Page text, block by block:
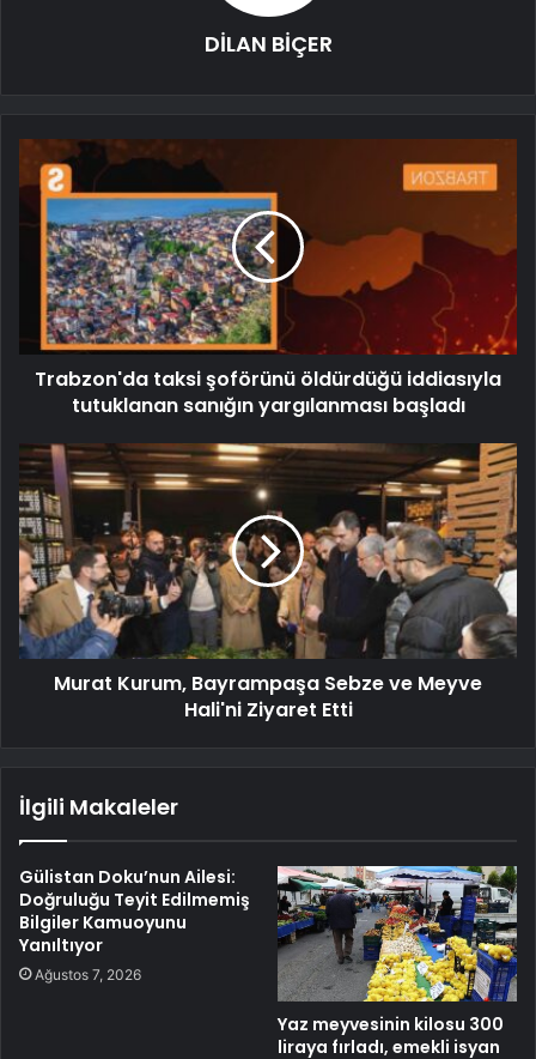
DİLAN BİÇER
Trabzon'da taksi şoförünü öldürdüğü iddiasıyla
tutuklanan sanığın yargılanması başladı
Murat Kurum, Bayrampaşa Sebze ve Meyve
Hali'ni Ziyaret Etti
İlgili Makaleler
Gülistan Doku’nun Ailesi:
Doğruluğu Teyit Edilmemiş
Bilgiler Kamuoyunu
Yanıltıyor
Ağustos 7, 2026
Yaz meyvesinin kilosu 300
liraya fırladı, emekli isyan